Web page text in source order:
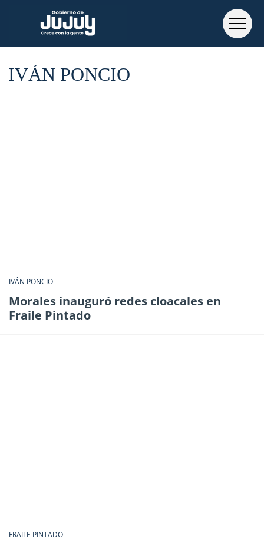
IVÁN PONCIO
IVÁN PONCIO
Morales inauguró redes cloacales en
Fraile Pintado
FRAILE PINTADO